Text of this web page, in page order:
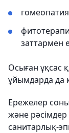
гомеопатия
заттармен
Осыған ұқсас
ұйымдарда да
Ережелер
және
санитарлық-